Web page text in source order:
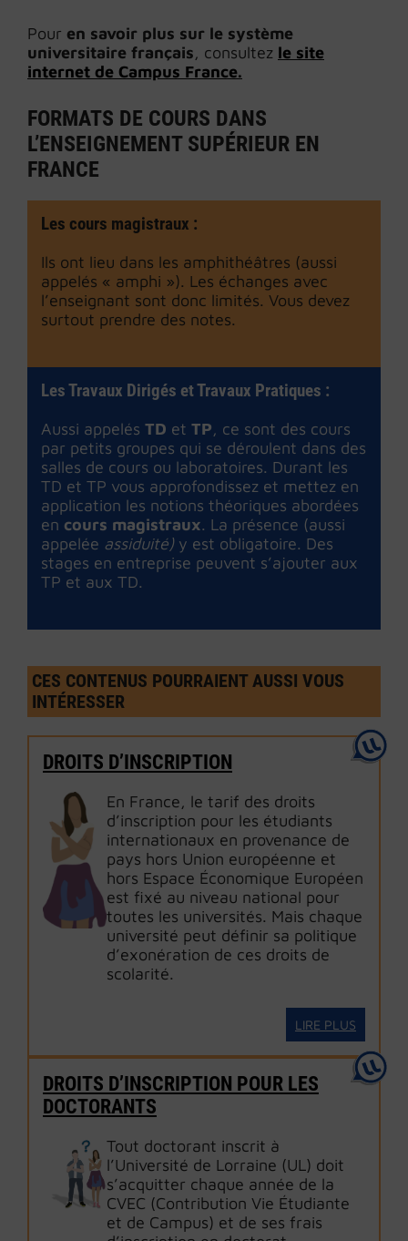
Pour en savoir plus sur le système
universitaire français, consultez le site
internet de Campus France.
FORMATS DE COURS DANS
L’ENSEIGNEMENT SUPÉRIEUR EN
FRANCE
Les cours magistraux :
Ils ont lieu dans les amphithéâtres (aussi
appelés « amphi »). Les échanges avec
l’enseignant sont donc limités. Vous devez
surtout prendre des notes.
Les Travaux Dirigés et Travaux Pratiques :
Aussi appelés TD et TP, ce sont des cours
par petits groupes qui se déroulent dans des
salles de cours ou laboratoires. Durant les
TD et TP vous approfondissez et mettez en
application les notions théoriques abordées
en cours magistraux. La présence (aussi
appelée assiduité)y est obligatoire. Des
stages en entreprise peuvent s’ajouter aux
TP et aux TD.
CES CONTENUS POURRAIENT AUSSI VOUS
INTÉRESSER
DROITS D’INSCRIPTION
En France, le tarif des droits
d’inscription pour les étudiants
internationaux en provenance de
pays hors Union européenne et
hors Espace Économique Européen
est fixé au niveau national pour
toutes les universités. Mais chaque
université peut définir sa politique
d’exonération de ces droits de
scolarité.
LIRE PLUS
DROITS D’INSCRIPTION POUR LES
DOCTORANTS
Tout doctorant inscrit à
l’Université de Lorraine (UL) doit
s’acquitter chaque année de la
CVEC (Contribution Vie Étudiante
et de Campus) et de ses frais